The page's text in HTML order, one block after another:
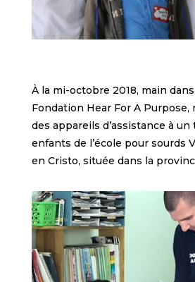
À la mi-octobre 2018, main
Fondation Hear For A Purpose,
des appareils d’assistance à un
enfants de l’école pour sourds
en Cristo, située dans la